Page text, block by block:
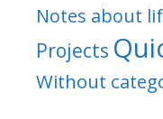
Notes about
Projects
Without